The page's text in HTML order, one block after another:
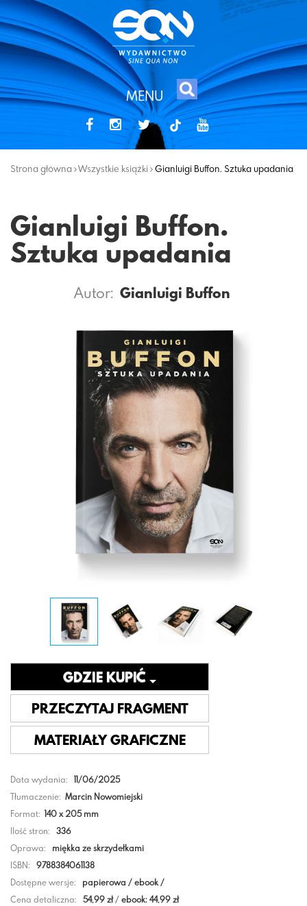
MENU
tiktok
Strona główna Wszystkie książki Gianluigi Buffon. Sztuka upadania
Gianluigi Buffon.
Sztuka upadania
Autor: Gianluigi Buffon
Data wydania:
11/06/2025
Tłumaczenie: Marcin Nowomiejski
Format: 140 x 205 mm
Ilość stron:
336
Oprawa:
miękka ze skrzydełkami
ISBN:
9788384061138
Dostępne wersje:
papierowa / ebook /
Cena detaliczna:
54,99 zł/ebook: 44,99 zł
GDZIE KUPIĆ
PRZECZYTAJ FRAGMENT
MATERIAŁY GRAFICZNE